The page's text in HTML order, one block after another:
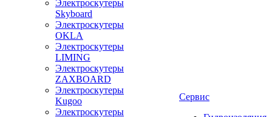
Электроскутеры
Skyboard
Электроскутеры
OKLA
Электроскутеры
LIMING
Электроскутеры
ZAXBOARD
Электроскутеры
Kugoo
Электроскутеры
Сервис